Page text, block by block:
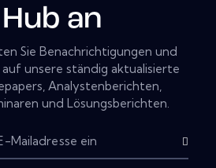
an
Sie Benachrichtigungen und
unsere ständig aktualisierte
Analystenberichten,
und Lösungsberichten.
Subscribe